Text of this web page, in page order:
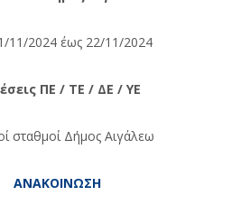
11/2024 έως 22/11/2024
ΠΕ / ΤΕ / ΔΕ / ΥΕ
σταθμοί Δήμος Αιγάλεω
ΑΝΑΚΟΙΝΩΣΗ